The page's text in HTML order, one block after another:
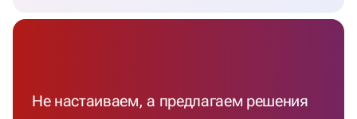
Не настаиваем, а предлагаем решения